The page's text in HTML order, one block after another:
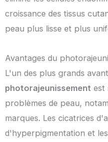
croissance des tissus
peau plus lisse et plus
Avantages du
L'un des plus grands
photorajeunissement est
problèmes de peau,
marques. Les cicatrices
d'hyperpigmentation et